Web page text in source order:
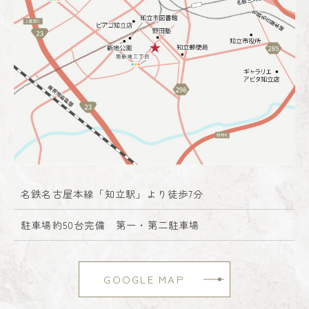
名鉄名古屋本線「知立駅」より徒歩7分
駐車場約50台完備 第一・第二駐車場
GOOGLE MAP